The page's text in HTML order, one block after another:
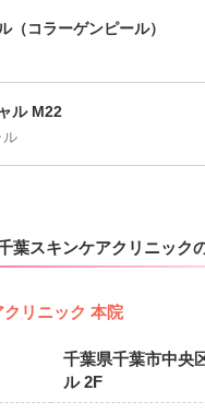
（コラーゲンピール）
ル M22
ル
葉スキンケアクリニック
リニック 本院
千葉県千葉市中央
ル 2F